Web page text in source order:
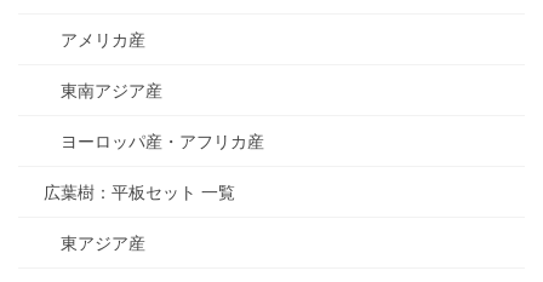
アメリカ産
東南アジア産
ヨーロッパ産・アフリカ産
広葉樹：平板セット 一覧
東アジア産